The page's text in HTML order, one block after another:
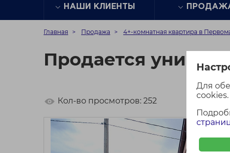
Для
cookies.
НАШИ КЛИЕНТЫ
Главная Продажа 4+-комнатная квартира в
Продается
Кол-во просмотров: 252